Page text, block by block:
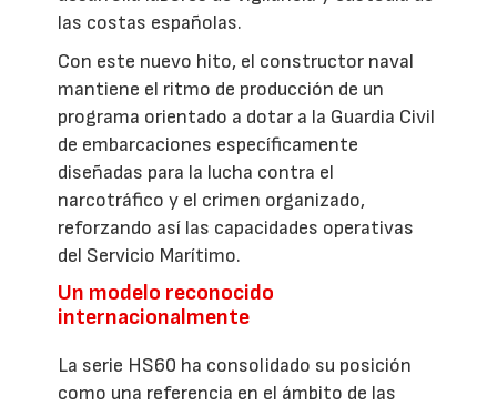
las costas españolas.
Con este nuevo hito, el constructor naval
mantiene el ritmo de producción de un
programa orientado a dotar a la Guardia Civil
de embarcaciones específicamente
diseñadas para la lucha contra el
narcotráfico y el crimen organizado,
reforzando así las capacidades operativas
del Servicio Marítimo.
Un modelo reconocido
internacionalmente
La serie HS60 ha consolidado su posición
como una referencia en el ámbito de las